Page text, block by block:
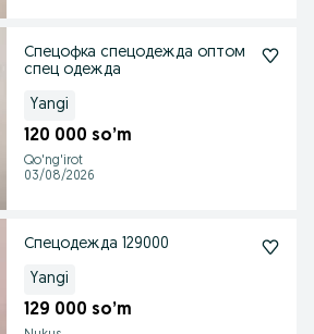
Спецофка спецодежда оптом
спец одежда
Yangi
120 000 so’m
Qo'ng'irot
03/08/2026
Спецодежда 129000
Yangi
129 000 so’m